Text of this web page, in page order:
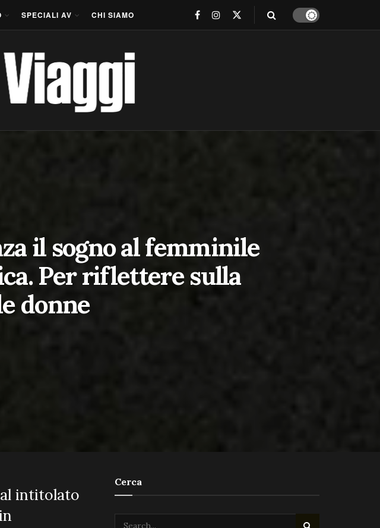
SPECIALI AV CHI SIAMO
il sogno al femminile
Per riflettere sulla
donne
intitolato
Cerca